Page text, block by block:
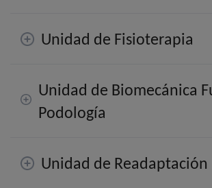
Unidad de Fisioterapia
Unidad de Biomecánica
Podología
Unidad de